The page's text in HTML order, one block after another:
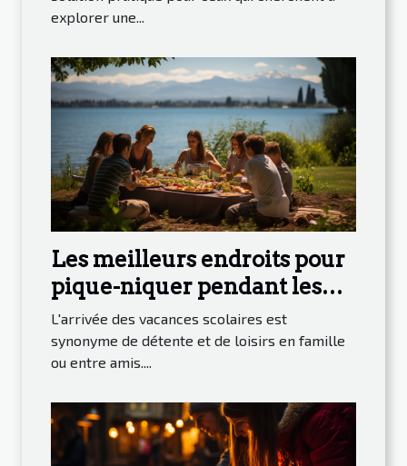
explorer une...
Les meilleurs endroits pour
pique-niquer pendant les
vacances scolaires à Genève
L'arrivée des vacances scolaires est
synonyme de détente et de loisirs en famille
ou entre amis....